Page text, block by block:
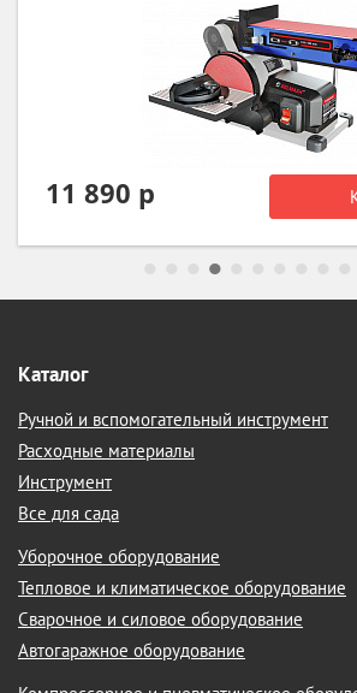
11 890 р
Каталог
Ручной и вспомогательный инструмент
Расходные материалы
Инструмент
Все для сада
Уборочное оборудование
Тепловое и климатическое оборудование
Сварочное и силовое оборудование
Автогаражное оборудование